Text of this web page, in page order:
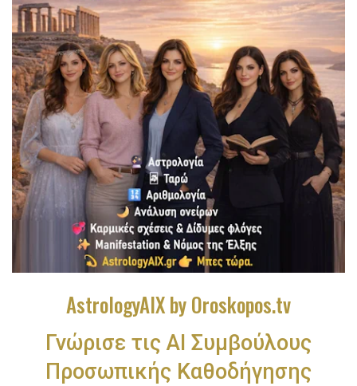
AstrologyAIX by Oroskopos.tv
Γνώρισε τις ΑΙ Συμβούλους
Προσωπικής Καθοδήγησης